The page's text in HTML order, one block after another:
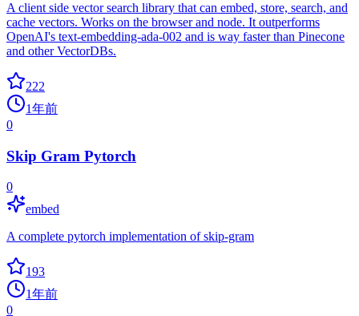
A client side vector search library that can embed, store, search, and
cache vectors. Works on the browser and node. It outperforms
OpenAI's text-embedding-ada-002 and is way faster than Pinecone
and other VectorDBs.
222
1年前
0
Skip Gram Pytorch
0
embed
A complete pytorch implementation of skip-gram
193
1年前
0